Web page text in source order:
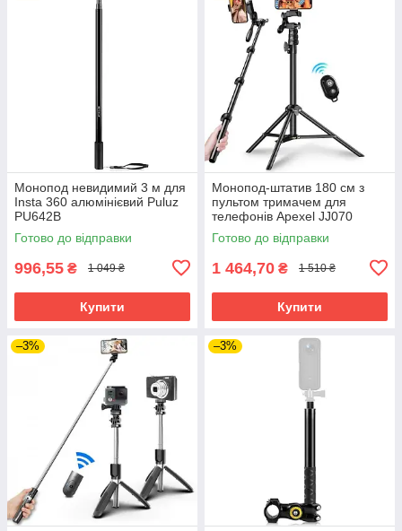
Монопод невидимий 3 м для
Insta 360 алюмінієвий Puluz
PU642B
Готово до відправки
996,55 ₴ 1 049 ₴
Купити
Монопод-штатив 180 см з
пультом тримачем для
телефонів Apexel JJ070
Готово до відправки
1 464,70 ₴ 1 510 ₴
Купити
–3% –3%